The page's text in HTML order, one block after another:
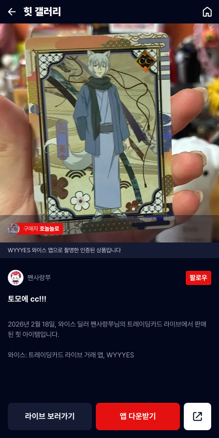
힛 갤러리
구매자 호놀놀로
WYYYES 와이스 앱으로 촬영한 인증된 상품입니다
짼사랑쭈 팔로우
토모에 cc!!!
2026년 2월 18일, 와이스 딜러 짼사랑쭈님의 트레이딩카드 라이브에서 판매
된 힛 아이템입니다.
와이스: 트레이딩카드 라이브 거래 앱, WYYYES
라이브 보러가기 앱 다운받기